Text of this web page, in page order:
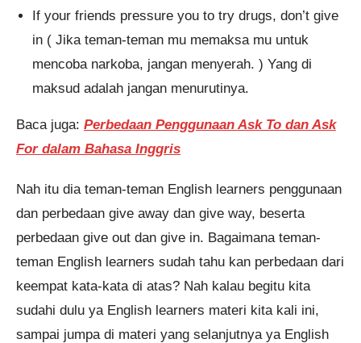
If your friends pressure you to try drugs, don’t give
in ( Jika teman-teman mu memaksa mu untuk
mencoba narkoba, jangan menyerah. ) Yang di
maksud adalah jangan menurutinya.
Baca juga: Perbedaan Penggunaan Ask To dan Ask
For dalam Bahasa Inggris
Nah itu dia teman-teman English learners penggunaan
dan perbedaan give away dan give way, beserta
perbedaan give out dan give in. Bagaimana teman-
teman English learners sudah tahu kan perbedaan dari
keempat kata-kata di atas? Nah kalau begitu kita
sudahi dulu ya English learners materi kita kali ini,
sampai jumpa di materi yang selanjutnya ya English